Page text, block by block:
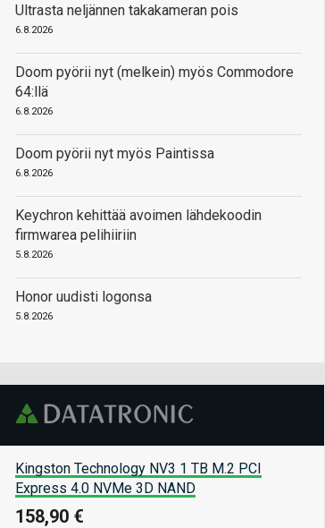
Ultrasta neljännen takakameran pois
6.8.2026
Doom pyörii nyt (melkein) myös Commodore
64:llä
6.8.2026
Doom pyörii nyt myös Paintissa
6.8.2026
Keychron kehittää avoimen lähdekoodin
firmwarea pelihiiriin
5.8.2026
Honor uudisti logonsa
5.8.2026
Kingston Technology NV3 1 TB M.2 PCI
Express 4.0 NVMe 3D NAND
158,90 €